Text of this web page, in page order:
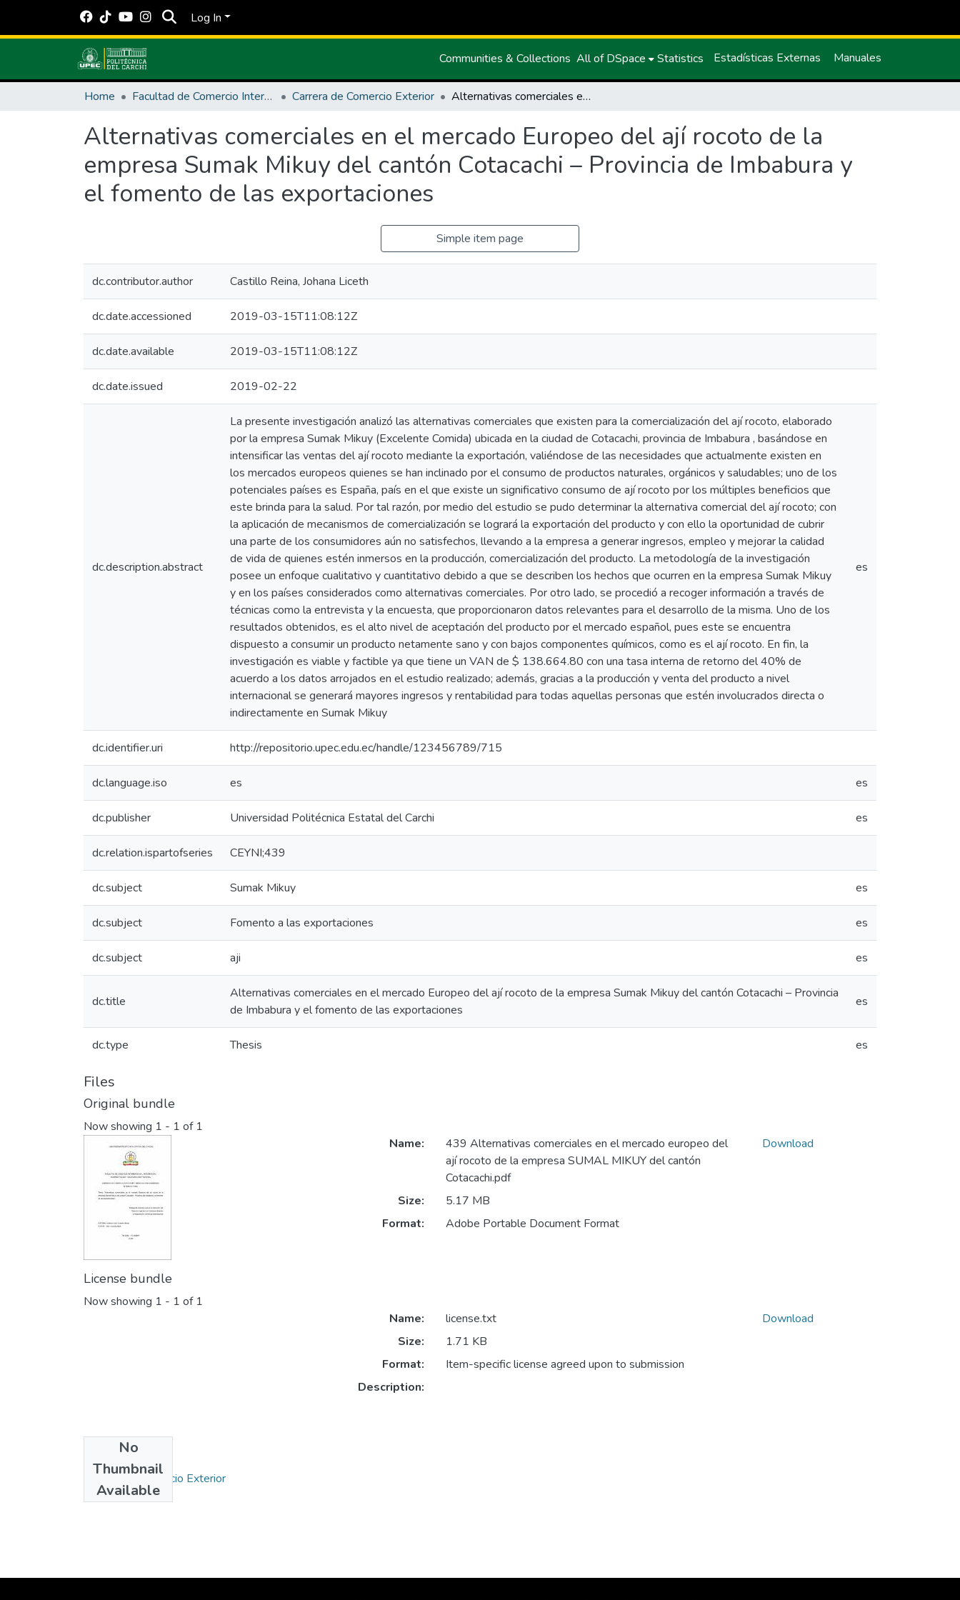
Log In
Communities & Collections All of DSpace Statistics Estadísticas Externas Manuales
Home Facultad de Comercio Internacional, Integración, Administración y Economía Empresarial Carrera de Comercio Exterior Alternativas comerciales en el mercado Europeo del ají rocoto de la empresa Sumak Mikuy del cantón Cotacachi – Provincia de Imbabura y el fomento de las exportaciones
Alternativas comerciales en el mercado Europeo del ají rocoto de la
empresa Sumak Mikuy del cantón Cotacachi – Provincia de Imbabura y
el fomento de las exportaciones
Simple item page
dc.contributor.author Castillo Reina, Johana Liceth
dc.date.accessioned 2019-03-15T11:08:12Z
dc.date.available 2019-03-15T11:08:12Z
dc.date.issued 2019-02-22
dc.description.abstract
La presente investigación analizó las alternativas comerciales que existen para la comercialización del ají rocoto, elaborado
por la empresa Sumak Mikuy (Excelente Comida) ubicada en la ciudad de Cotacachi, provincia de Imbabura , basándose en
intensificar las ventas del ají rocoto mediante la exportación, valiéndose de las necesidades que actualmente existen en
los mercados europeos quienes se han inclinado por el consumo de productos naturales, orgánicos y saludables; uno de los
potenciales países es España, país en el que existe un significativo consumo de ají rocoto por los múltiples beneficios que
este brinda para la salud. Por tal razón, por medio del estudio se pudo determinar la alternativa comercial del ají rocoto; con
la aplicación de mecanismos de comercialización se logrará la exportación del producto y con ello la oportunidad de cubrir
una parte de los consumidores aún no satisfechos, llevando a la empresa a generar ingresos, empleo y mejorar la calidad
de vida de quienes estén inmersos en la producción, comercialización del producto. La metodología de la investigación
posee un enfoque cualitativo y cuantitativo debido a que se describen los hechos que ocurren en la empresa Sumak Mikuy
y en los países considerados como alternativas comerciales. Por otro lado, se procedió a recoger información a través de
técnicas como la entrevista y la encuesta, que proporcionaron datos relevantes para el desarrollo de la misma. Uno de los
resultados obtenidos, es el alto nivel de aceptación del producto por el mercado español, pues este se encuentra
dispuesto a consumir un producto netamente sano y con bajos componentes químicos, como es el ají rocoto. En fin, la
investigación es viable y factible ya que tiene un VAN de $ 138.664.80 con una tasa interna de retorno del 40% de
acuerdo a los datos arrojados en el estudio realizado; además, gracias a la producción y venta del producto a nivel
internacional se generará mayores ingresos y rentabilidad para todas aquellas personas que estén involucrados directa o
indirectamente en Sumak Mikuy
es
dc.identifier.uri http://repositorio.upec.edu.ec/handle/123456789/715
dc.language.iso es es
dc.publisher Universidad Politécnica Estatal del Carchi es
dc.relation.ispartofseries CEYNI;439
dc.subject Sumak Mikuy es
dc.subject Fomento a las exportaciones es
dc.subject aji es
dc.title
Alternativas comerciales en el mercado Europeo del ají rocoto de la empresa Sumak Mikuy del cantón Cotacachi – Provincia
de Imbabura y el fomento de las exportaciones
es
dc.type Thesis es
Files
Original bundle
Now showing 1 - 1 of 1
Name:
439 Alternativas comerciales en el mercado europeo del
ají rocoto de la empresa SUMAL MIKUY del cantón
Cotacachi.pdf
Size:
5.17 MB
Format:
Adobe Portable Document Format
Download
License bundle
Now showing 1 - 1 of 1
No
Thumbnail
Available
Name:
license.txt
Size:
1.71 KB
Format:
Item-specific license agreed upon to submission
Description:
Download
Collections
Carrera de Comercio Exterior